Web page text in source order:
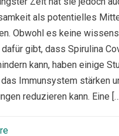
als potentielles
Obwohl es keine
gibt, dass Spirulina
kann, haben einige
Immunsystem stärken
reduzieren kann. Eine […]